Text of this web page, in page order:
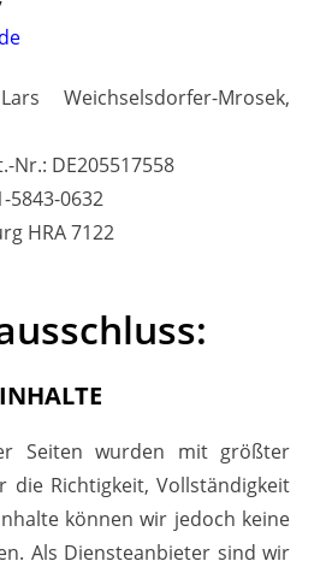
Weichselsdorfer-Mrosek,
Nr.: DE205517558
5843-0632
HRA 7122
Seiten wurden mit größter
die Richtigkeit, Vollständigkeit
können wir jedoch keine
Als Diensteanbieter sind wir